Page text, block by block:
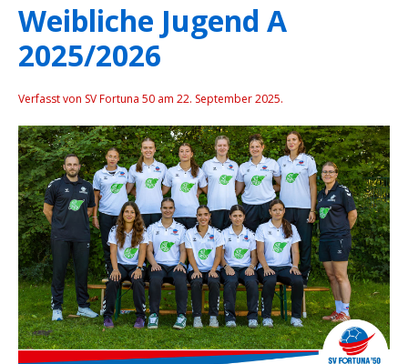
Weibliche Jugend A
2025/2026
Verfasst von SV Fortuna 50 am 22. September 2025.